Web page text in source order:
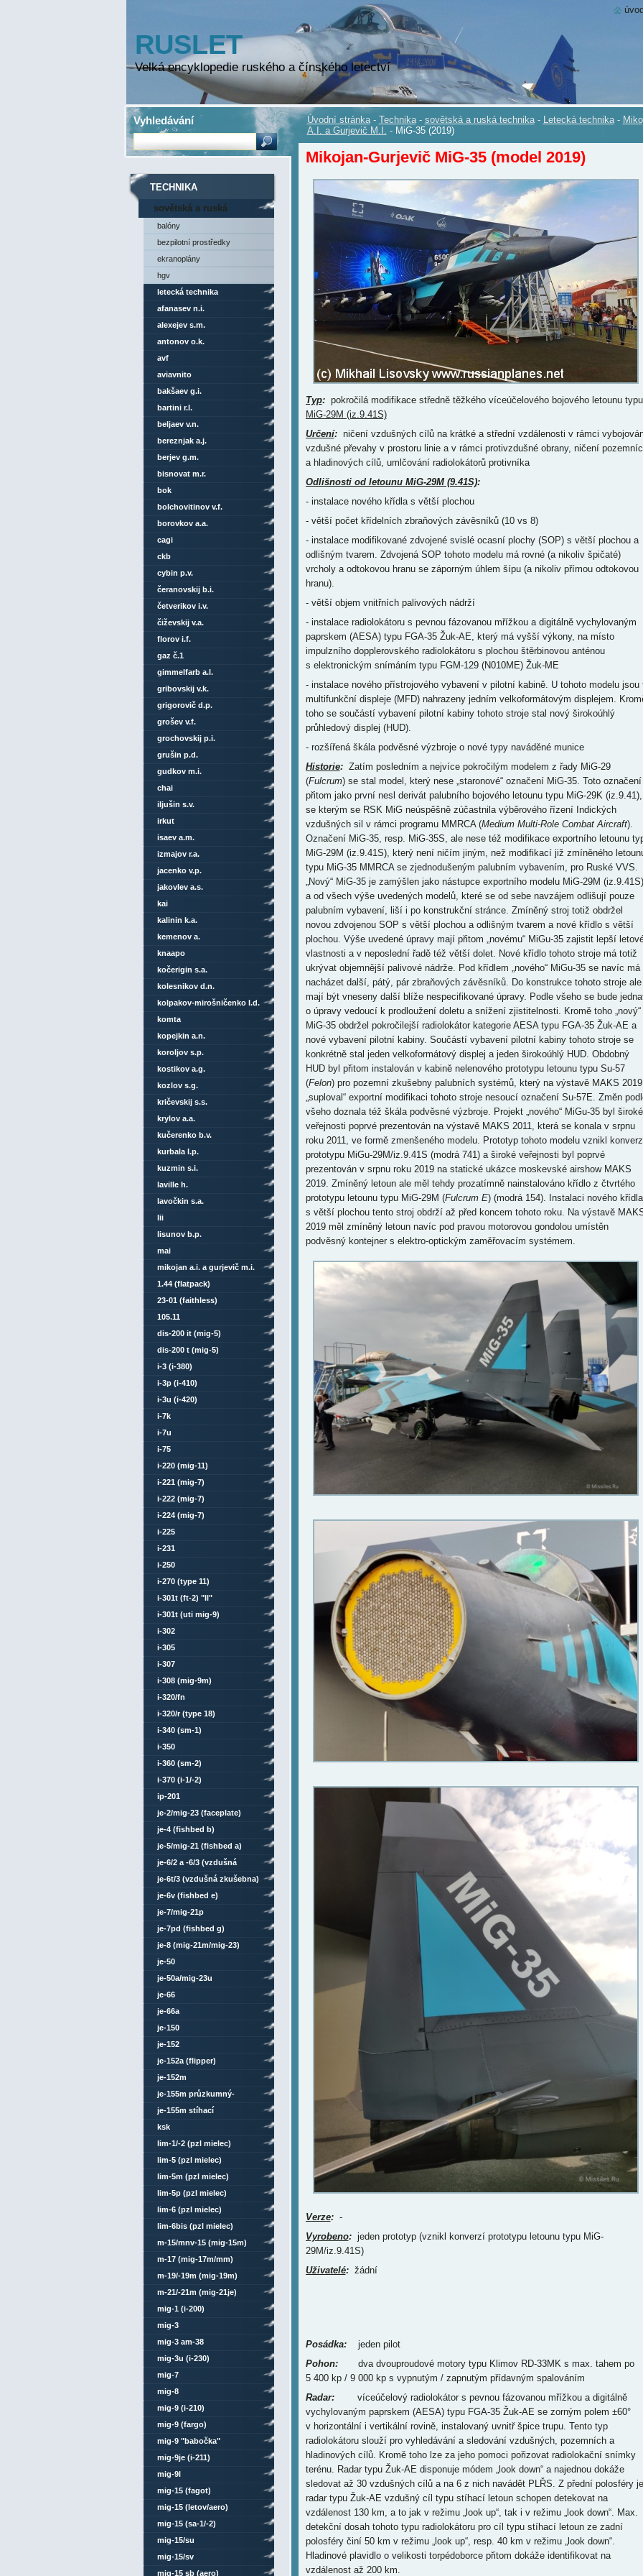
RUSLET
Velká encyklopedie ruského a čínského letectví
Úvodní stránka - Technika - sovětská a ruská technika - Letecká technika -
A.I. a Gurjevič M.I. - MiG-35 (2019)
Mikojan-Gurjevič MiG-35 (model 2019)
Typ:pokročilá modifikace středně těžkého víceúčelového bojového letounu typu
MiG-29M (iz.9.41S)
Určení:ničení vzdušných cílů na krátké a střední vzdálenosti v rámci
vzdušné převahy v prostoru linie a v rámci protivzdušné obrany, ničení
a hladinových cílů, umlčování radiolokátorů protivníka
Odlišnosti od letounu MiG-29M (9.41S):
- instalace nového křídla s větší plochou
- větší počet křídelních zbraňových závěsníků (10 vs 8)
- instalace modifikované zdvojené svislé ocasní plochy (SOP) s větší plochou a
odlišným tvarem. Zdvojená SOP tohoto modelu má rovné (a nikoliv špičaté)
vrcholy a odtokovou hranu se záporným úhlem šípu (a nikoliv přímou odtokovou
hranu).
- větší objem vnitřních palivových nádrží
- instalace radiolokátoru s pevnou fázovanou mřížkou a digitálně vychylovaným
paprskem (AESA) typu FGA-35 Žuk-AE, který má vyšší výkony, na místo
impulzního dopplerovského radiolokátoru s plochou štěrbinovou anténou
s elektronickým snímáním typu FGM-129 (N010ME) Žuk-ME
- instalace nového přístrojového vybavení v pilotní kabině. U tohoto modelu jsou
multifunkční displeje (MFD) nahrazeny jedním velkoformátovým displejem.
toho se součástí vybavení pilotní kabiny tohoto stroje stal nový širokoúhlý
průhledový displej (HUD).
- rozšířená škála podvěsné výzbroje o nové typy naváděné munice
Historie:Zatím posledním a nejvíce pokročilým modelem z řady MiG-29
(Fulcrum) se stal model, který nese „staronové“ označení MiG-35. Toto označení
přitom jako první nesl derivát palubního bojového letounu typu MiG-29K (iz.9.41),
se kterým se RSK MiG neúspěšně zúčastnila výběrového řízení Indických
vzdušných sil v rámci programu MMRCA (Medium Multi-Role Combat Aircraft).
Označení MiG-35, resp. MiG-35S, ale nese též modifikace exportního letounu
MiG-29M (iz.9.41S), který není ničím jiným, než modifikací již zmíněného
typu MiG-35 MMRCA se zjednodušeným palubním vybavením, pro Ruské VVS.
„Nový“ MiG-35 je zamýšlen jako nástupce exportního modelu MiG-29M (iz.9.41S)
a od všech výše uvedených modelů, které se od sebe navzájem odlišují pouze
palubním vybavení, liší i po konstrukční stránce. Zmíněný stroj totiž obdržel
novou zdvojenou SOP s větší plochou a odlišným tvarem a nové křídlo s větší
plochou. Výše uvedené úpravy mají přitom „novému“ MiGu-35 zajistit lepší
vlastnosti a v neposlední řadě též větší dolet. Nové křídlo tohoto stroje má totiž
ukrývat objemnější palivové nádrže. Pod křídlem „nového“ MiGu-35 se navíc má
nacházet další, pátý, pár zbraňových závěsníků. Do konstrukce tohoto stroje ale
mají být vneseny další blíže nespecifikované úpravy. Podle všeho se bude
o úpravy vedoucí k prodloužení doletu a snížení zjistitelnosti. Kromě toho „nový“
MiG-35 obdržel pokročilejší radiolokátor kategorie AESA typu FGA-35 Žuk-AE a
nové vybavení pilotní kabiny. Součástí vybavení pilotní kabiny tohoto stroje se
konkrétně stal jeden velkoformátový displej a jeden širokoúhlý HUD. Obdobný
HUD byl přitom instalován v kabině nelenového prototypu letounu typu Su-57
(Felon) pro pozemní zkušebny palubních systémů, který na výstavě MAKS 2019
„suploval“ exportní modifikaci tohoto stroje nesoucí označení Su-57E. Změn
všeho doznala též škála podvěsné výzbroje. Projekt „nového“ MiGu-35 byl široké
veřejnosti poprvé prezentován na výstavě MAKS 2011, která se konala v srpnu
roku 2011, ve formě zmenšeného modelu. Prototyp tohoto modelu vznikl
prototypu MiGu-29M/iz.9.41S (modrá 741) a široké veřejnosti byl poprvé
prezentován v srpnu roku 2019 na statické ukázce moskevské airshow MAKS
2019. Zmíněný letoun ale měl tehdy prozatímně nainstalováno křídlo z čtvrtého
prototypu letounu typu MiG-29M (Fulcrum E) (modrá 154). Instalaci nového křídla
s větší plochou tento stroj obdrží až před koncem tohoto roku. Na výstavě
2019 měl zmíněný letoun navíc pod pravou motorovou gondolou umístěn
podvěsný kontejner s elektro-optickým zaměřovacím systémem.
Verze:-
Vyrobeno:jeden prototyp (vznikl konverzí prototypu letounu typu MiG-
29M/iz.9.41S)
Uživatelé:žádní
Posádka:jeden pilot
Pohon:dva dvouproudové motory typu Klimov RD-33MK s max. tahem po
5 400 kp / 9 000 kp s vypnutým / zapnutým přídavným spalováním
Radar:víceúčelový radiolokátor s pevnou fázovanou mřížkou a digitálně
vychylovaným paprskem (AESA) typu FGA-35 Žuk-AE se zorným polem ±60°
v horizontální i vertikální rovině, instalovaný uvnitř špice trupu. Tento typ
radiolokátoru slouží pro vyhledávání a sledování vzdušných, pozemních a
hladinových cílů. Kromě toho lze za jeho pomoci pořizovat radiolokační snímky
terénu. Radar typu Žuk-AE disponuje módem „look down“ a najednou dokáže
sledovat až 30 vzdušných cílů a na 6 z nich navádět PLŘS. Z přední polosféry je
radar typu Žuk-AE vzdušný cíl typu stíhací letoun schopen detekovat na
vzdálenost 130 km, a to jak v režimu „look up“, tak i v režimu „look down“. Max.
detekční dosah tohoto typu radiolokátoru pro cíl typu stíhací letoun ze zadní
polosféry činí 50 km v režimu „look up“, resp. 40 km v režimu „look down“.
Hladinové plavidlo o velikosti torpédoborce přitom dokáže identifikovat na
vzdálenost až 200 km.
TECHNIKA
sovětská a ruská
technika
balóny
bezpilotní prostředky
ekranoplány
hgv
letecká technika
afanasev n.i.
alexejev s.m.
antonov o.k.
avf
aviavnito
bakšaev g.i.
bartini r.l.
beljaev v.n.
bereznjak a.j.
berjev g.m.
bisnovat m.r.
bok
bolchovitinov v.f.
borovkov a.a.
cagi
ckb
cybin p.v.
čeranovskij b.i.
četverikov i.v.
čiževskij v.a.
florov i.f.
gaz č.1
gimmelfarb a.l.
gribovskij v.k.
grigorovič d.p.
grošev v.f.
grochovskij p.i.
grušin p.d.
gudkov m.i.
chai
iljušin s.v.
irkut
isaev a.m.
izmajov r.a.
jacenko v.p.
jakovlev a.s.
kai
kalinin k.a.
kemenov a.
knaapo
kočerigin s.a.
kolesnikov d.n.
kolpakov-mirošničenko l.d.
komta
kopejkin a.n.
koroljov s.p.
kostikov a.g.
kozlov s.g.
kričevskij s.s.
krylov a.a.
kučerenko b.v.
kurbala l.p.
kuzmin s.i.
laville h.
lavočkin s.a.
lii
lisunov b.p.
mai
mikojan a.i. a gurjevič m.i.
1.44 (flatpack)
23-01 (faithless)
105.11
dis-200 it (mig-5)
dis-200 t (mig-5)
i-3 (i-380)
i-3p (i-410)
i-3u (i-420)
i-7k
i-7u
i-75
i-220 (mig-11)
i-221 (mig-7)
i-222 (mig-7)
i-224 (mig-7)
i-225
i-231
i-250
i-270 (type 11)
i-301t (ft-2) "ll"
i-301t (uti mig-9)
i-302
i-305
i-307
i-308 (mig-9m)
i-320/fn
i-320/r (type 18)
i-340 (sm-1)
i-350
i-360 (sm-2)
i-370 (i-1/-2)
ip-201
je-2/mig-23 (faceplate)
je-4 (fishbed b)
je-5/mig-21 (fishbed a)
je-6/2 a -6/3 (vzdušná
zkušebna)
je-6t/3 (vzdušná zkušebna)
je-6v (fishbed e)
je-7/mig-21p
je-7pd (fishbed g)
je-8 (mig-21m/mig-23)
je-50
je-50a/mig-23u
je-66
je-66a
je-150
je-152
je-152a (flipper)
je-152m
je-155m průzkumný-
bombardovací
je-155m stíhací
ksk
lim-1/-2 (pzl mielec)
lim-5 (pzl mielec)
lim-5m (pzl mielec)
lim-5p (pzl mielec)
lim-6 (pzl mielec)
lim-6bis (pzl mielec)
m-15/mnv-15 (mig-15m)
m-17 (mig-17m/mm)
m-19/-19m (mig-19m)
m-21/-21m (mig-21je)
mig-1 (i-200)
mig-3
mig-3 am-38
mig-3u (i-230)
mig-7
mig-8
mig-9 (i-210)
mig-9 (fargo)
mig-9 "babočka"
mig-9je (i-211)
mig-9l
mig-15 (fagot)
mig-15 (letov/aero)
mig-15 (sa-1/-2)
mig-15/su
mig-15/sv
mig-15 sb (aero)
Vyhledávání